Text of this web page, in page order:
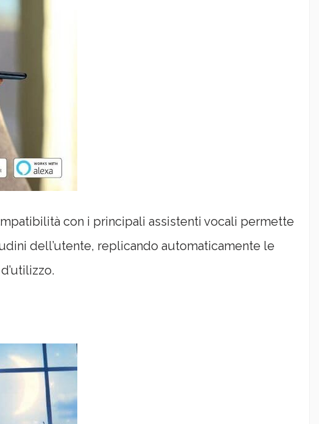
con i principali assistenti vocali permette
dell’utente, replicando automaticamente le